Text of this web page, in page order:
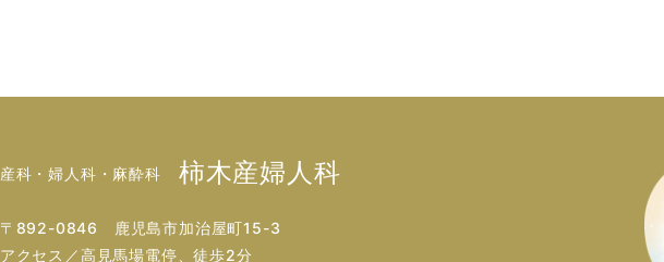
産科・婦人科・麻酔科 柿木産婦人科
〒892-0846 鹿児島市加治屋町15-3
アクセス／高見馬場電停、徒歩2分